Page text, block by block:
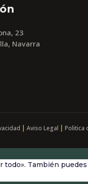
23
Navarra
| Aviso Legal | Politica
También